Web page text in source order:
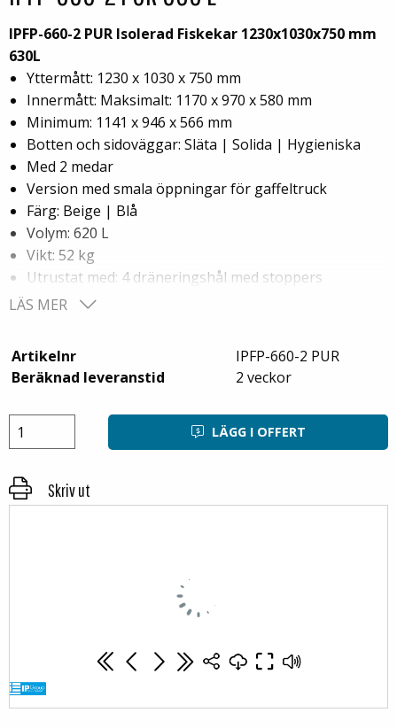
IPFP-660-2 PUR Isolerad Fiskekar 1230x1030x750 mm
630L
Yttermått: 1230 x 1030 x 750 mm
Innermått: Maksimalt: 1170 x 970 x 580 mm
Minimum: 1141 x 946 x 566 mm
Botten och sidoväggar: Släta | Solida | Hygieniska
Med 2 medar
Version med smala öppningar för gaffeltruck
Färg: Beige | Blå
Volym: 620 L
Vikt: 52 kg
Utrustat med: 4 dräneringshål med stoppers
Material: Virgin PE-1A
Minsta beställning: 8st
Infrysning – användning av behållare i frys:
Det rekommenderas inte att använda isolerade
orsaka strukturella skador. Det är förbjudet att kasta
LÄS MER
Artikelnr
IPFP-660-2 PUR
Beräknad leveranstid
2 veckor
LÄGG I OFFERT
Skriv ut